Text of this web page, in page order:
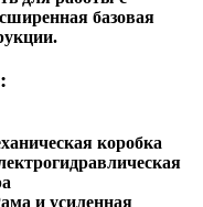
для работы с
базовая
коробка